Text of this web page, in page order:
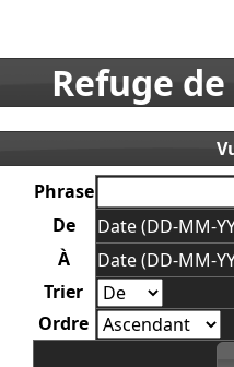
Refuge
Phrase
De
Date (DD-MM-
À
Date (DD-MM-
Trier
Ordre